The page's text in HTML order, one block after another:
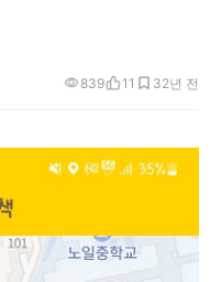
2년 전
839 11 3